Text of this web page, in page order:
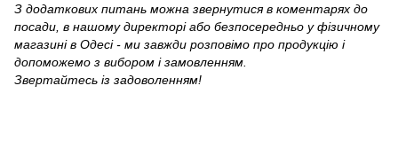
З додаткових питань можна звернутися в коментарях до
посади, в нашому директорі або безпосередньо у фізичному
магазині в Одесі - ми завжди розповімо про продукцію і
допоможемо з вибором і замовленням.
Звертайтесь із задоволенням!